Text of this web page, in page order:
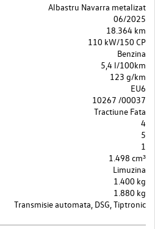
Albastru Navarra metalizat
06/2025
18.364 km
110 kW/150 CP
Benzina
5,4 l/100km
123 g/km
EU6
10267 /00037
Tractiune Fata
4
5
1
1.498 cm³
Limuzina
1.400 kg
1.880 kg
Transmisie automata, DSG, Tiptronic